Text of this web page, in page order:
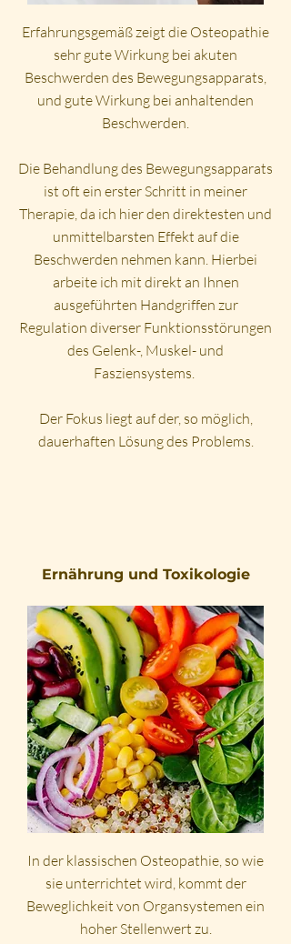
Erfahrungsgemäß zeigt die Osteopathie
sehr gute Wirkung bei akuten
Beschwerden des Bewegungsapparats,
und gute Wirkung bei anhaltenden
Beschwerden.
Die Behandlung des Bewegungsapparats
ist oft ein erster Schritt in meiner
Therapie, da ich hier den direktesten und
unmittelbarsten Effekt auf die
Beschwerden nehmen kann. Hierbei
arbeite ich mit direkt an Ihnen
ausgeführten Handgriffen zur
Regulation diverser Funktionsstörungen
des Gelenk-, Muskel- und
Fasziensystems.
Der Fokus liegt auf der, so möglich,
dauerhaften Lösung des Problems.
Ernährung und Toxikologie
In der klassischen Osteopathie, so wie
sie unterrichtet wird, kommt der
Beweglichkeit von Organsystemen ein
hoher Stellenwert zu.